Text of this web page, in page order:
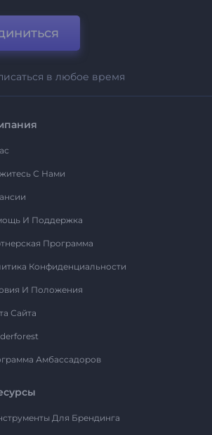
в любое время
С Нами
И Поддержка
Программа
Конфиденциальности
И Положения
Сайта
Амбассадоров
Для Брендинга